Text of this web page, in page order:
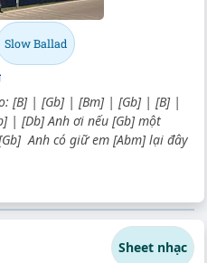
Slow Ballad
[B] | [Gb] | [Bm] | [Gb] | [B] |
| [Db] Anh ơi nếu [Gb] một
Anh có giữ em [Abm] lại đây
Sheet nhạc